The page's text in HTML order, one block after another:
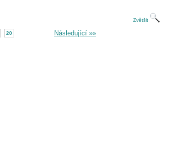
Zvětšit
20 Následující »»